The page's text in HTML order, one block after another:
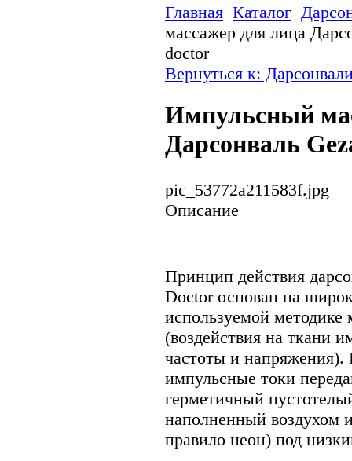
Главная Каталог
массажер для лица
doctor
Вернуться к:
Импульсный
Дарсонваль
pic_53772a211583f.jpg
Описание
Принцип действия
Doctor основан на
используемой методике
(воздействия на ткани
частоты и напряжения).
импульсные токи
герметичный
наполненный воздухом
правило неон) под